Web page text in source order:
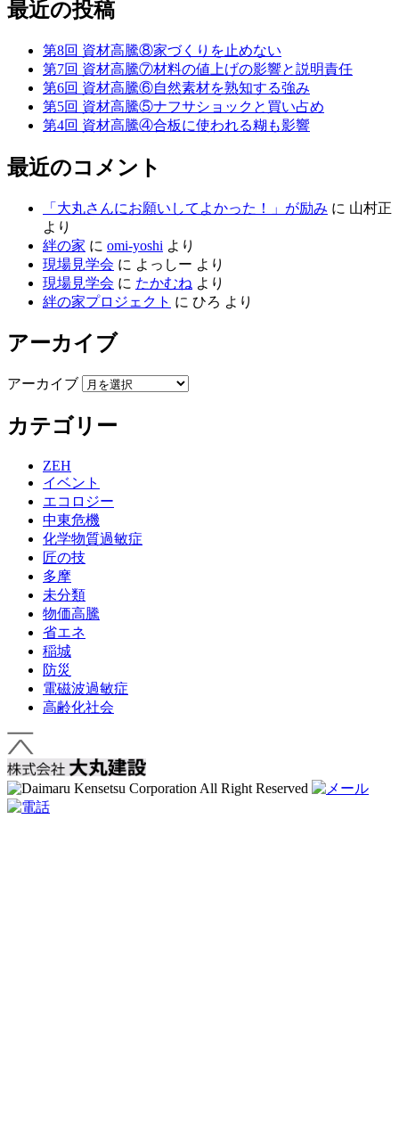
最近の投稿
第8回 資材高騰⑧家づくりを止めない
第7回 資材高騰⑦材料の値上げの影響と説明責任
第6回 資材高騰⑥自然素材を熟知する強み
第5回 資材高騰⑤ナフサショックと買い占め
第4回 資材高騰④合板に使われる糊も影響
最近のコメント
「大丸さんにお願いしてよかった！」が励み に 山村正
より
絆の家 に omi-yoshi より
現場見学会 に よっしー より
現場見学会 に たかむね より
絆の家プロジェクト に ひろ より
アーカイブ
アーカイブ
カテゴリー
ZEH
イベント
エコロジー
中東危機
化学物質過敏症
匠の技
多摩
未分類
物価高騰
省エネ
稲城
防災
電磁波過敏症
高齢化社会